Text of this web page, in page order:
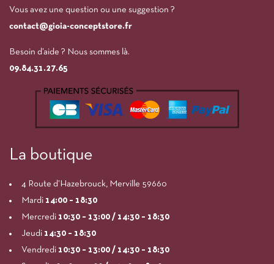
Vous avez une question ou une suggestion ?
contact@gioia-conceptstore.fr
Besoin d’aide ? Nous sommes là.
09.84.31.27.65
La boutique
4 Route d’Hazebrouck, Merville 59660
Mardi 14:00 – 18:30
Mercredi 10:30 – 13:00 / 14:30 – 18:30
Jeudi 14:30 – 18:30
Vendredi 10:30 – 13:00 / 14:30 – 18:30